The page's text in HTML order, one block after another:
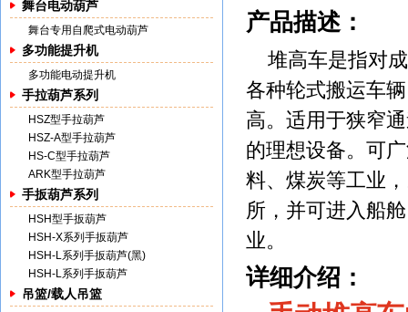
舞台电动葫芦
舞台专用自爬式电动葫芦
多功能提升机
多功能电动提升机
手拉葫芦系列
HSZ型手拉葫芦
HSZ-A型手拉葫芦
HS-C型手拉葫芦
ARK型手拉葫芦
手扳葫芦系列
HSH型手扳葫芦
HSH-X系列手扳葫芦
HSH-L系列手扳葫芦(黑)
HSH-L系列手扳葫芦
吊篮/载人吊篮
产品描述：
堆高车是指对
各种轮式搬运车
高。适用于狭窄
的理想设备。可
料、煤炭等工业
所，并可进入船
业。
详细介绍：